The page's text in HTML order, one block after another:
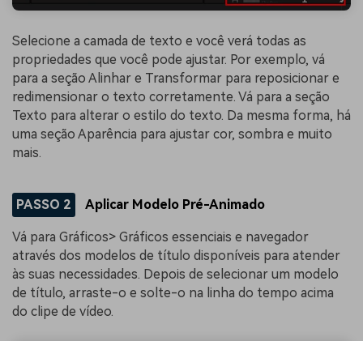
Selecione a camada de texto e você verá todas as
propriedades que você pode ajustar. Por exemplo, vá
para a seção Alinhar e Transformar para reposicionar e
redimensionar o texto corretamente. Vá para a seção
Texto para alterar o estilo do texto. Da mesma forma, há
uma seção Aparência para ajustar cor, sombra e muito
mais.
PASSO 2 Aplicar Modelo Pré-Animado
Vá para Gráficos> Gráficos essenciais e navegador
através dos modelos de título disponíveis para atender
às suas necessidades. Depois de selecionar um modelo
de título, arraste-o e solte-o na linha do tempo acima
do clipe de vídeo.